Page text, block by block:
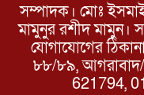
সম্পাদক। মোঃ
মামুনুর রশীদ
যোগাযোগের
৮৮/৮৯, আগরাবাদ/
621794,